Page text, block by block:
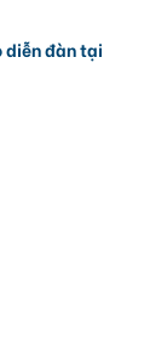
diễn đàn tại